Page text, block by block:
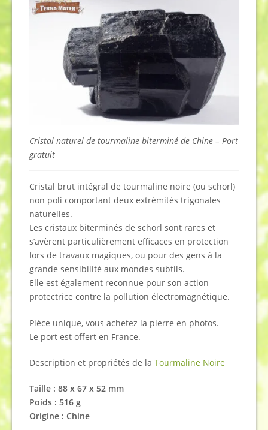
Cristal naturel de tourmaline biterminé de Chine – Port
gratuit
Cristal brut intégral de tourmaline noire (ou schorl)
non poli comportant deux extrémités trigonales
naturelles.
Les cristaux biterminés de schorl sont rares et
s’avèrent particulièrement efficaces en protection
lors de travaux magiques, ou pour des gens à la
grande sensibilité aux mondes subtils.
Elle est également reconnue pour son action
protectrice contre la pollution électromagnétique.
Pièce unique, vous achetez la pierre en photos.
Le port est offert en France.
Description et propriétés de laTourmaline Noire
Taille : 88 x 67 x 52 mm
Poids : 516 g
Origine : Chine